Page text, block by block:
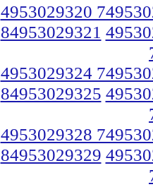
4953029320
84953029321
4953029324
84953029325
4953029328
84953029329